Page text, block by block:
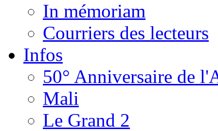
In mémoriam
Courriers des lecteurs
Infos
50° Anniversaire de
Mali
Le Grand 2